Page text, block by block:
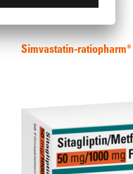
Simvastatin-